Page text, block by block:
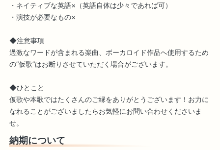
・ネイティブな英語×（英語自体は少々であれば可）
・演技が必要なもの×
◆注意事項
過激なワードが含まれる楽曲、ボーカロイド作品へ使用するため
の”仮歌”はお断りさせていただく場合がございます。
◆ひとこと
仮歌や本歌ではたくさんのご縁をありがとうございます！お力に
なれることがございましたらお気軽にお問い合わせくださいま
せ。
納期について